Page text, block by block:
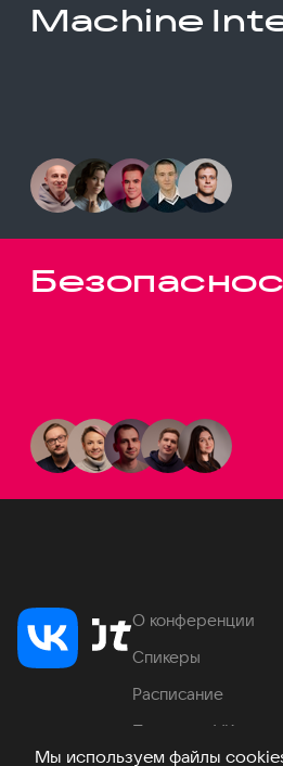
Мы используем файлы
Machine
О конференции
Спикеры
Расписание
Продукты VK